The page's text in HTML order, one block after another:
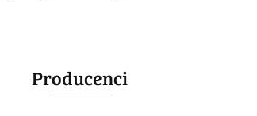
Producenci